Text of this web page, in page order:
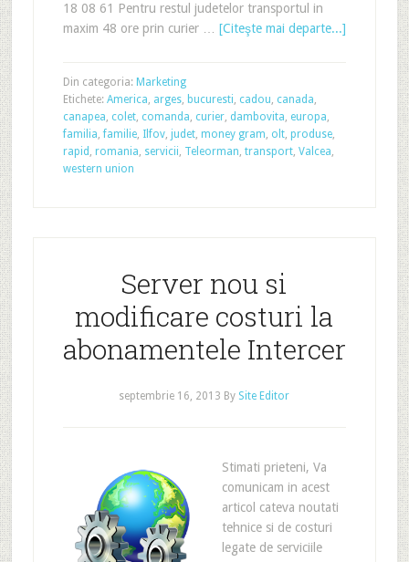
18 08 61 Pentru restul judetelor transportul in
maxim 48 ore prin curier … [Citeşte mai departe...]
Din categoria: Marketing
Etichete: America, arges, bucuresti, cadou, canada,
canapea, colet, comanda, curier, dambovita, europa,
familia,familie, Ilfov, judet, money gram, olt, produse,
rapid , romania, servicii, Teleorman, transport, Valcea,
western union
Server nou si
modificare costuri la
abonamentele Intercer
septembrie 16, 2013 By Site Editor
Stimati prieteni, Va
comunicam in acest
articol cateva noutati
tehnice si de costuri
legate de serviciile